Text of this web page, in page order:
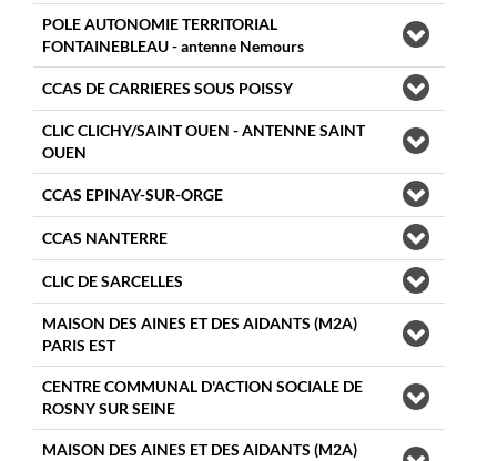
POLE AUTONOMIE TERRITORIAL
FONTAINEBLEAU - antenne Nemours
CCAS DE CARRIERES SOUS POISSY
CLIC CLICHY/SAINT OUEN - ANTENNE SAINT
OUEN
CCAS EPINAY-SUR-ORGE
CCAS NANTERRE
CLIC DE SARCELLES
MAISON DES AINES ET DES AIDANTS (M2A)
PARIS EST
CENTRE COMMUNAL D'ACTION SOCIALE DE
ROSNY SUR SEINE
MAISON DES AINES ET DES AIDANTS (M2A)